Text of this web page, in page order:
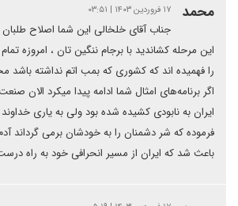
محمد ۱۷ فروردین ۱۴۰۳ | ۰۳:۵۱
جناب آقای خلخالی این شما اصلاح طلبان
این مرحله کشاندید با برجام ننگین تان ، امروزه
را فهمیده اند که کشوری که بمب اتم نداشته
اگر برنامه‌های امثال شما ادامه پیدا میکرد الان
ایران به نابودی کشیده شده بود ولی به یاری
فرموده که شر دشمنان را به خودشان برمی گرداند
باعث شد که ایران از مسیر انحرافی خود به راه